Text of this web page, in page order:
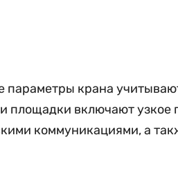
параметры крана
площадки включают узкое
коммуникациями, а